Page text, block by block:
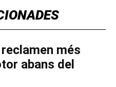
més
abans del